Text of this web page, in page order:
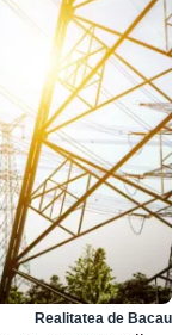
Realitatea de Bacau